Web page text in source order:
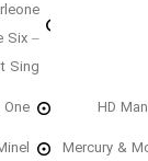
Six –
Sing
HD Man
Mercury &